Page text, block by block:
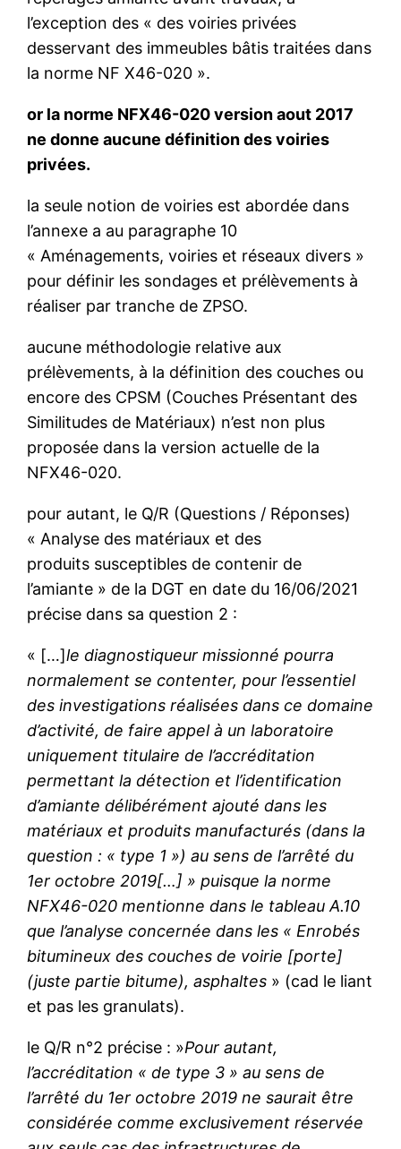
l’exception des « des voiries privées
desservant des immeubles bâtis traitées dans
la norme NF X46-020 ».
or la norme NFX46-020 version aout 2017
ne donne aucune définition des voiries
privées.
la seule notion de voiries est abordée dans
l’annexe a au paragraphe 10
« Aménagements, voiries et réseaux divers »
pour définir les sondages et prélèvements à
réaliser par tranche de ZPSO.
aucune méthodologie relative aux
prélèvements, à la définition des couches ou
encore des CPSM (Couches Présentant des
Similitudes de Matériaux) n’est non plus
proposée dans la version actuelle de la
NFX46-020.
pour autant, le Q/R (Questions / Réponses)
« Analyse des matériaux et des
produits susceptibles de contenir de
l’amiante » de la DGT en date du 16/06/2021
précise dans sa question 2 :
« […]le diagnostiqueur missionné pourra
normalement se contenter, pour l’essentiel
des investigations réalisées dans ce domaine
d’activité, de faire appel à un laboratoire
uniquement titulaire de l’accréditation
permettant la détection et l’identification
d’amiante délibérément ajouté dans les
matériaux et produits manufacturés (dans la
question : « type 1 ») au sens de l’arrêté du
1er octobre 2019[…] » puisque la norme
NFX46-020 mentionne dans le tableau A.10
que l’analyse concernée dans les « Enrobés
bitumineux des couches de voirie [porte]
(juste partie bitume), asphaltes » (cad le liant
et pas les granulats).
le Q/R n°2 précise : »Pour autant,
l’accréditation « de type 3 » au sens de
l’arrêté du 1er octobre 2019 ne saurait être
considérée comme exclusivement réservée